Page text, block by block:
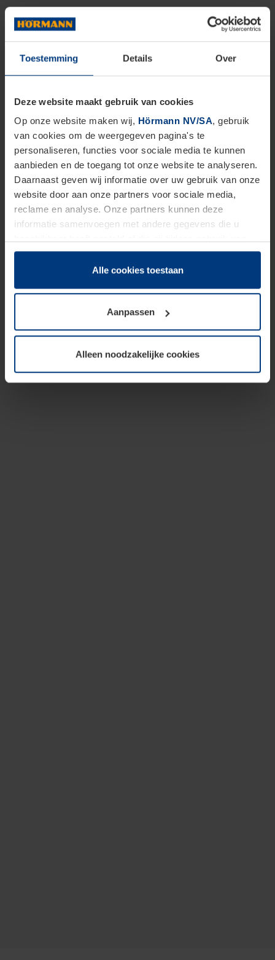
Toestemming Details Over
Deze website maakt gebruik van cookies
Op onze website maken wij, Hörmann NV/SA, gebruik
van cookies om de weergegeven pagina's te
personaliseren, functies voor sociale media te kunnen
aanbieden en de toegang tot onze website te analyseren.
Daarnaast geven wij informatie over uw gebruik van onze
website door aan onze partners voor sociale media,
reclame en analyse. Onze partners kunnen deze
informatie samenvoegen met andere gegevens die u
hun diensten hebben verzameld.
Juridisch hebben wij het recht om cookies op uw
van deze pagina's absoluut vereist is. Voor alle andere
soorten cookies is uw toestemming benodigd. Uw
toestemming kunt u op elk moment bij de uitleg van de
wijzigen of herroepen.
Alle cookies toestaan
Aanpassen
Alleen noodzakelijke cookies